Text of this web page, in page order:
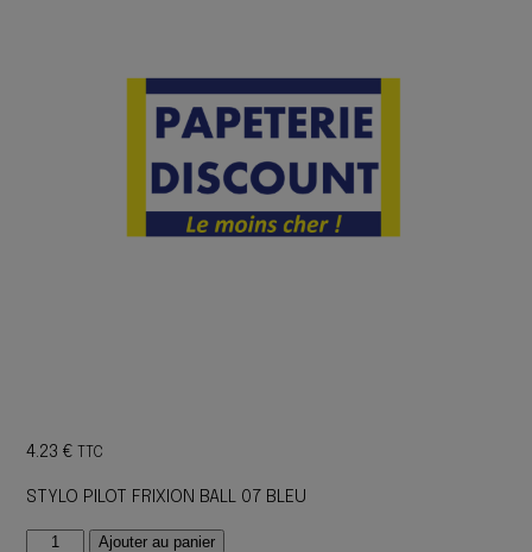
4.23€ TTC
STYLO PILOT FRIXION BALL 07 BLEU
quantité Ajouter au panier